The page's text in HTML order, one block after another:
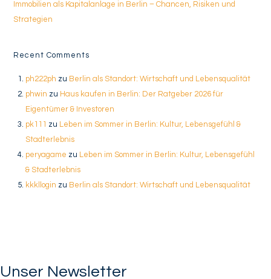
Immobilien als Kapitalanlage in Berlin – Chancen, Risiken und
Strategien
Recent Comments
ph222ph zu Berlin als Standort: Wirtschaft und Lebensqualität
phwin zu Haus kaufen in Berlin: Der Ratgeber 2026 für
Eigentümer & Investoren
pk111 zu Leben im Sommer in Berlin: Kultur, Lebensgefühl &
Stadterlebnis
peryagame zu Leben im Sommer in Berlin: Kultur, Lebensgefühl
& Stadterlebnis
kkkllogin zu Berlin als Standort: Wirtschaft und Lebensqualität
Unser Newsletter